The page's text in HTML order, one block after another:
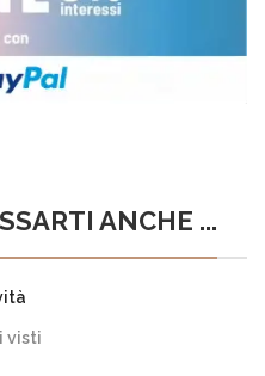
ANCHE ...
visti